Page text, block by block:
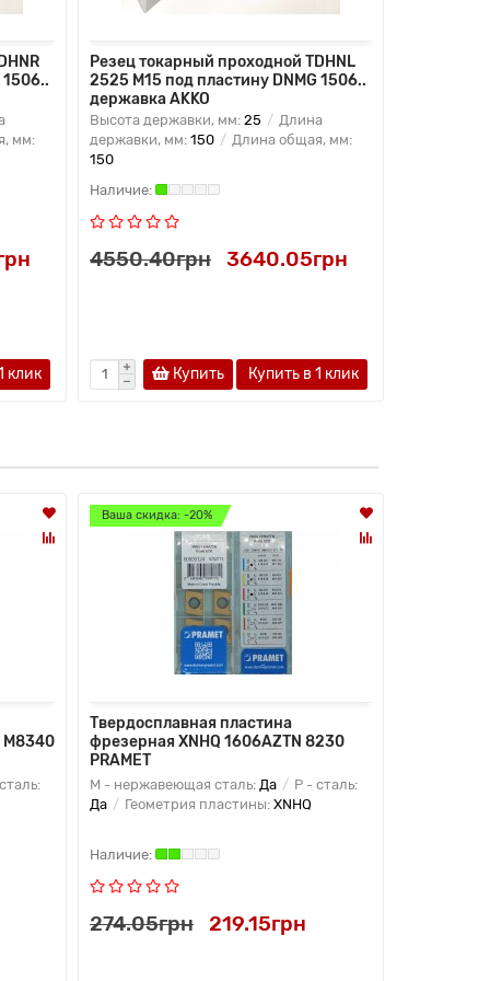
1506..
мм:
клик
Резец токарный проходной TDHNL
2525 M15 под пластину DNMG 1506..
державка AKKO
Высота державки, мм: 25
Длина
державки, мм: 150
Длина общая, мм:
150
4550.40грн 3640.05грн
Купить Купить в 1 клик
M8340
Ваша скидка: -20%
Твердосплавная пластина
фрезерная XNHQ 1606AZTN 8230
PRAMET
M - нержавеющая сталь: Да
P - сталь:
Да
Геометрия пластины: XNHQ
274.05грн 219.15грн